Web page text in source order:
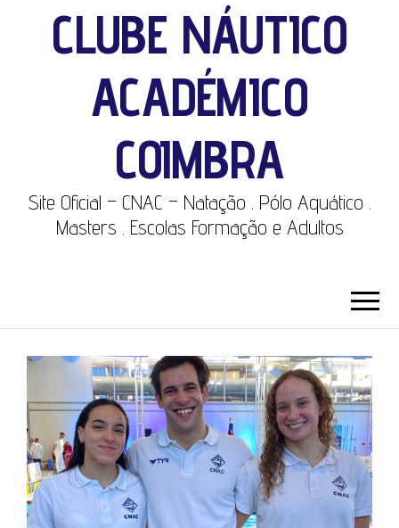
CLUBE NÁUTICO
ACADÉMICO
COIMBRA
Site Oficial – CNAC – Natação . Pólo Aquático .
Masters . Escolas Formação e Adultos